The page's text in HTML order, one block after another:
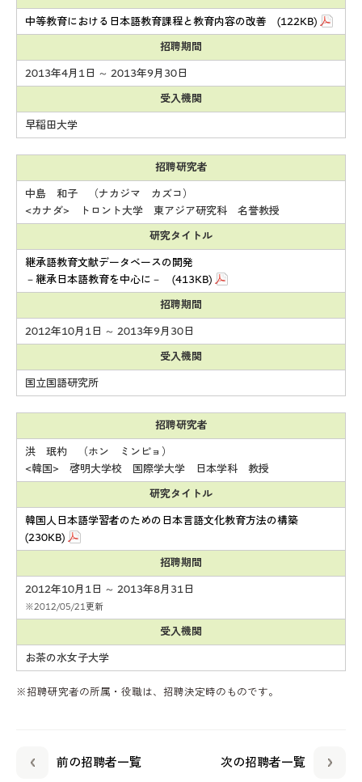
中等教育における日本語教育課程と教育内容の改善 (122KB)
招聘期間
2013年4月1日 ～ 2013年9月30日
受入機関
早稲田大学
招聘研究者
中島 和子 （ナカジマ カズコ）
<カナダ> トロント大学 東アジア研究科 名誉教授
研究タイトル
継承語教育文献データベースの開発
－継承日本語教育を中心に－ (413KB)
招聘期間
2012年10月1日 ～ 2013年9月30日
受入機関
国立国語研究所
招聘研究者
洪 珉杓 （ホン ミンピョ）
<韓国> 啓明大学校 国際学大学 日本学科 教授
研究タイトル
韓国人日本語学習者のための日本言語文化教育方法の構築
(230KB)
招聘期間
2012年10月1日 ～ 2013年8月31日
※2012/05/21更新
受入機関
お茶の水女子大学
※招聘研究者の所属・役職は、招聘決定時のものです。
前の招聘者一覧 次の招聘者一覧